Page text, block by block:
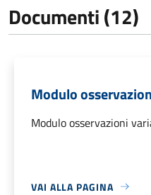
Documenti (12)
Modulo
Modulo osservazioni
VAI ALLA PAGINA